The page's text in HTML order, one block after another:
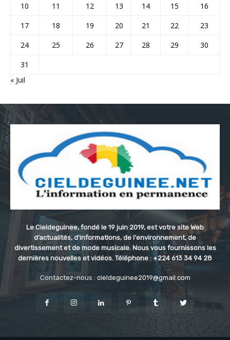
10
11 12 13 14 15
16
17
18 19 20 21 22
23
24
25 26 27 28 29
30
31
« Juil
Le Cieldeguinee, fondé le 19 juin 2019, est votre site Web
d’actualités, d'informations, de l'environnement, de
divertissement et de mode musicale. Nous vous fournissons les
dernières nouvelles et vidéos. Téléphone : +224 613 34 94 28
Contactez-nous : cieldeguinee2019@gmail.com